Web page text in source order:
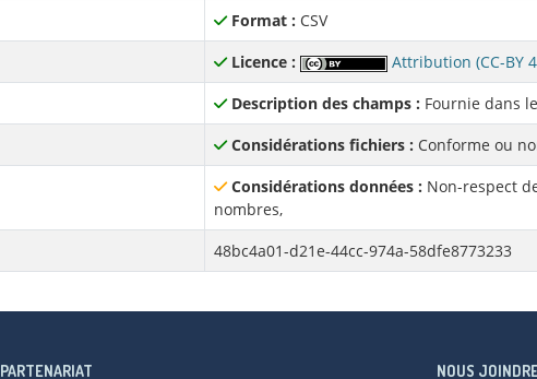
Format : CSV
Licence :
Attribution (CC-BY
Description des champs : Fournie dans
Considérations fichiers : Conforme ou
Considérations données : Non-respect
nombres,
48bc4a01-d21e-44cc-974a-58dfe8773233
PARTENARIAT NOUS